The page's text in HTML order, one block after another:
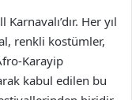
Her yıl
renkli kostümler,
Karayip
kabul edilen bu